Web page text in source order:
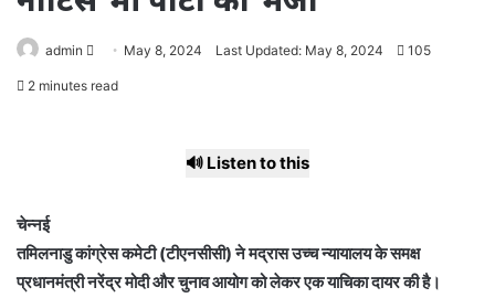
admin
Send May 8, 2024 Last Updated: May 8, 2024 105
2 minutes read
🔊 Listen to this
चेन्नई
तमिलनाडु कांग्रेस कमेटी (टीएनसीसी) ने मद्रास उच्च न्यायालय के समक्ष
प्रधानमंत्री नरेंद्र मोदी और चुनाव आयोग को लेकर एक याचिका दायर की है।